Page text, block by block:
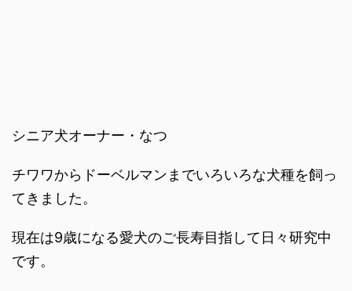
シニア犬オーナー・なつ
チワワからドーベルマンまでいろいろな犬種を飼っ
てきました。
現在は9歳になる愛犬のご長寿目指して日々研究中
です。